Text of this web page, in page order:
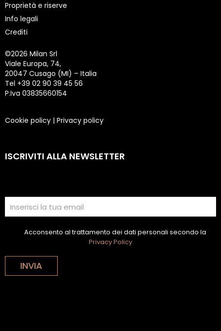
Proprietà e riserve
Info legali
Crediti
©2026 Milan Srl
Viale Europa, 74,
20047 Cusago (MI) – Italia
Tel +39 02 90 39 45 56
P.Iva 03835660154
Cookie policy | Privacy policy
ISCRIVITI ALLA NEWSLETTER
Acconsento al trattamento dei dati personali secondo la
Privacy Policy
INVIA